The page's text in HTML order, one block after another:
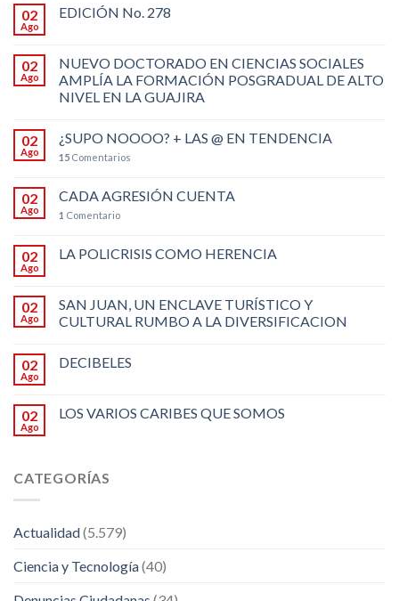
02
Ago
EDICIÓN No. 278
02
Ago
NUEVO DOCTORADO EN CIENCIAS SOCIALES
AMPLÍA LA FORMACIÓN POSGRADUAL DE ALTO
NIVEL EN LA GUAJIRA
02
Ago
¿SUPO NOOOO? + LAS @ EN TENDENCIA
15 Comentarios
02
Ago
CADA AGRESIÓN CUENTA
1 Comentario
02
Ago
LA POLICRISIS COMO HERENCIA
02
Ago
SAN JUAN, UN ENCLAVE TURÍSTICO Y
CULTURAL RUMBO A LA DIVERSIFICACION
02
Ago
DECIBELES
02
Ago
LOS VARIOS CARIBES QUE SOMOS
CATEGORÍAS
Actualidad(5.579)
Ciencia y Tecnología(40)